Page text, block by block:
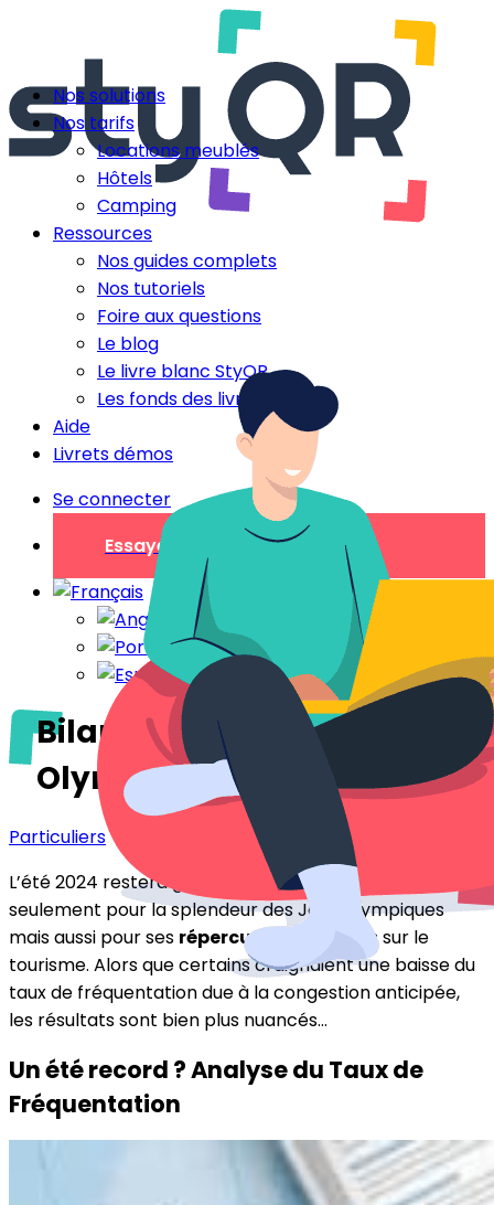
Nos solutions
Nos tarifs
Locations meublés
Hôtels
Camping
Ressources
Nos guides complets
Nos tutoriels
Foire aux questions
Le blog
Le livre blanc StyQR
Les fonds des livrets
Aide
Livrets démos
Se connecter
Essayer gratuitement
Bilan de l’été 2024 : Les Jeux
Olympiques et après ?
Particuliers
L’été 2024 restera gravé dans les mémoires, non
seulement pour la splendeur des Jeux Olympiques
mais aussi pour ses répercussions
variées sur le
tourisme. Alors que certains craignaient une baisse du
taux de fréquentation due à la congestion anticipée,
les résultats sont bien plus nuancés…
Un été record ? Analyse du Taux de
Fréquentation